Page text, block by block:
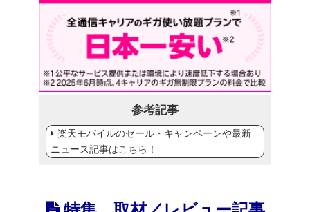
参考記事
楽天モバイルのセール・キャンペーンや最新
ニュース記事はこちら！